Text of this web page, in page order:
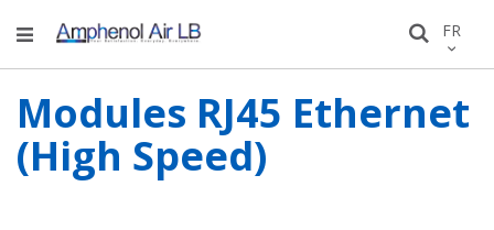
Allez
au
FR
Modules RJ45 Ethernet
(High Speed)